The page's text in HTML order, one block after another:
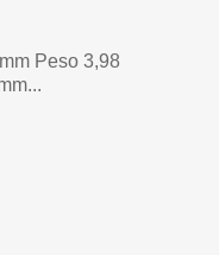
Peso 3,98